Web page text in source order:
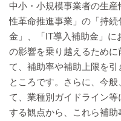
中小・小規模事業者の生
性革命推進事業」の「持
金」、「IT導入補助金」に
の影響を乗り越えるため
て、補助率や補助上限を
ところです。さらに、今
て、業種別ガイドライン
する観点から、これら補